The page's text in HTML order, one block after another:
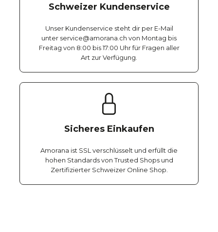
Schweizer Kundenservice
Unser Kundenservice steht dir per E-Mail
unter service@amorana.ch von Montag bis
Freitag von 8:00 bis 17:00 Uhr für Fragen aller
Art zur Verfügung.
Sicheres Einkaufen
Amorana ist SSL verschlüsselt und erfüllt die
hohen Standards von Trusted Shops und
Zertifizierter Schweizer Online Shop.